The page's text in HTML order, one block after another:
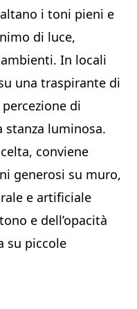
i toni pieni e
di luce,
In locali
una traspirante di
di
stanza luminosa.
conviene
generosi su muro,
e artificiale
e dell’opacità
su piccole